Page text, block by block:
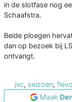
in de slotfase nog
Schaafstra.
Beide ploegen
dan op bezoek bij
ontvangt.
jvc, seizoen, flevo
Maak